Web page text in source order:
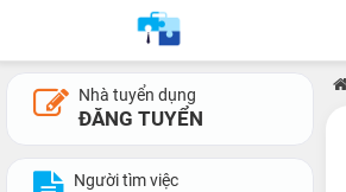
Nhà tuyển dụng
ĐĂNG TUYỂN
Người tìm việc